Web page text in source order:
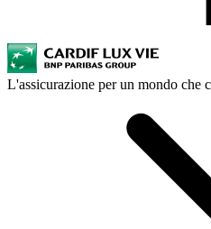
L'assicurazione per un mondo che